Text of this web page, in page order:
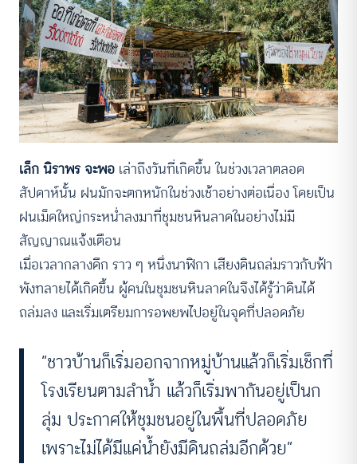
เล็ก นิราพร จะพอ เล่าถึงวันที่เกิดขึ้น ในช่วงเวลาตลอด
สัปดาห์นั้น ฝนมักจะตกหนักในช่วงเช้าอย่างต่อเนื่อง โดยเป็น
ฝนเม็ดใหญ่กระหน่ำลงมาที่ชุมชนหินลาดในอย่างไม่มี
สัญญาณแจ้งเตือน
เมื่อเวลากลางดึก ราว ๆ หนึ่งนาฬิกา เสียงดินถล่มราวกับฟ้า
พังทลายได้เกิดขึ้น ผู้คนในชุมชนหินลาดในจึงได้รู้ว่าดินได้
ถล่มลง และเริ่มเตรียมการอพยพไปอยู่ในจุดที่ปลอดภัย
“ชาวบ้านก็เริ่มออกจากหมู่บ้านแล้วก็เริ่มเช็กที่
โรงเรียนตามลําน้ำ แล้วก็เริ่มพากันอยู่เป็นก
ลุ่ม ประกาศให้ชุมชนอยู่ในพื้นที่ปลอดภัย
เพราะไม่ได้มีแค่น้ำยังมีดินถล่มอีกด้วย”